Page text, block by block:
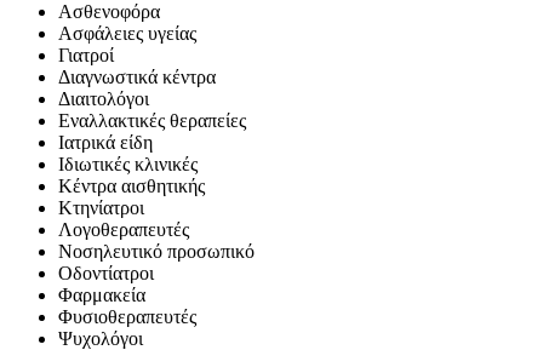
Ασθενοφόρα
Ασφάλειες υγείας
Γιατροί
Διαγνωστικά κέντρα
Διαιτολόγοι
Εναλλακτικές θεραπείες
Ιατρικά είδη
Ιδιωτικές κλινικές
Κέντρα αισθητικής
Κτηνίατροι
Λογοθεραπευτές
Νοσηλευτικό προσωπικό
Οδοντίατροι
Φαρμακεία
Φυσιοθεραπευτές
Ψυχολόγοι